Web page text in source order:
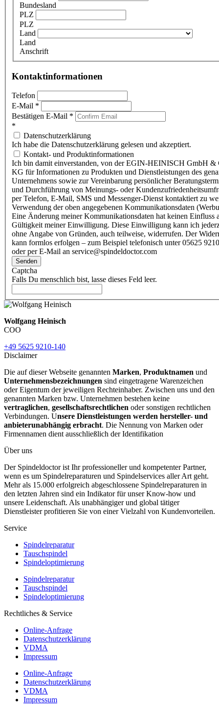
Bundesland
PLZ
PLZ
Land
Land
Anschrift
Kontaktinformationen
Telefon
E-Mail *
Bestätigen E-Mail *
*
Datenschutzerklärung
Ich habe die Datenschutzerklärung gelesen und akzeptiert.
Kontakt- und Produktinformationen
Ich bin damit einverstanden, von der EGIN-HEINISCH GmbH &
KG für Informationen zu Produkten und Dienstleistungen des
Unternehmens sowie zur Vereinbarung persönlicher
und Durchführung von Meinungs- oder
per Telefon, E-Mail, SMS und Messenger-Dienst kontaktiert zu
Verwendung der oben angegebenen Kommunikationsdaten
Eine Änderung meiner Kommunikationsdaten hat keinen Einfluss
Gültigkeit meiner Einwilligung. Diese Einwilligung kann ich
ohne Angabe von Gründen, auch teilweise, widerrufen. Der
kann formlos erfolgen – zum Beispiel telefonisch unter 05625
oder per E-Mail an service@spindeldoctor.com
Senden
Captcha
Falls Du menschlich bist, lasse dieses Feld leer.
Wolfgang Heinisch
COO
+49 5625 9210-140
Disclaimer
Die auf dieser Webseite genannten Marken, Produktnamen und
Unternehmensbezeichnungen sind eingetragene Warenzeichen
oder Eigentum der jeweiligen Rechteinhaber. Zwischen uns und den
genannten Marken bzw. Unternehmen bestehen keine
vertraglichen, gesellschaftsrechtlichen oder sonstigen rechtlichen
Verbindungen. Unsere Dienstleistungen werden hersteller- und
anbieterunabhängig erbracht. Die Nennung von Marken oder
Firmennamen dient ausschließlich der Identifikation
Über uns
Der Spindeldoctor ist Ihr professioneller und kompetenter Partner,
wenn es um Spindelreparaturen und Spindelservices aller Art geht.
Mehr als 15.000 erfolgreich abgeschlossene Spindelreparaturen in
den letzten Jahren sind ein Indikator für unser Know-how und
unsere Leidenschaft. Als unabhängiger und global tätiger
Dienstleister profitieren Sie von einer Vielzahl von Kundenvorteilen.
Service
Spindelreparatur
Tauschspindel
Spindeloptimierung
Spindelreparatur
Tauschspindel
Spindeloptimierung
Rechtliches & Service
Online-Anfrage
Datenschutzerklärung
VDMA
Impressum
Online-Anfrage
Datenschutzerklärung
VDMA
Impressum